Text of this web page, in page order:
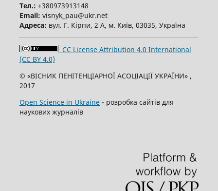
Тел.: +380973913148
Email: visnyk_pau@ukr.net
Адреса: вул. Г. Кірпи, 2 А, м. Київ, 03035, Україна
CC License Attribution 4.0 International
(CC BY 4.0)
© «ВІСНИК ПЕНІТЕНЦІАРНОЇ АСОЦІАЦІЇ УКРАЇНИ» ,
2017
Open Science in Ukraine- розробка сайтів для
наукових журналів